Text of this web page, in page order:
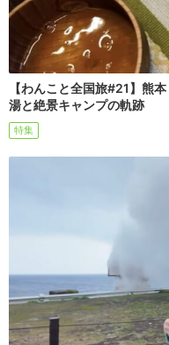
【わんこと全国旅#21】熊
湯と絶景キャンプの軌跡
特集